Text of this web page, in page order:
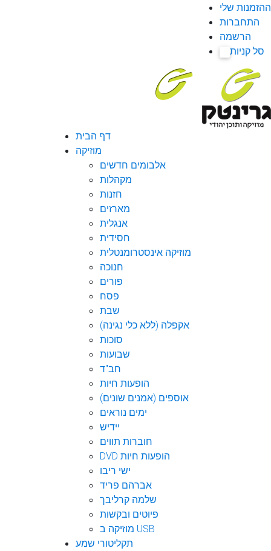
ההזמנות שלי
התחברות
הרשמה
סל קניות
דף הבית
מוזיקה
אלבומים חדשים
מקהלות
חזנות
מארזים
אנגלית
חסידית
מוזיקה אינסטרומנטלית
חנוכה
פורים
פסח
שבת
אקפלה (ללא כלי נגינה)
סוכות
שבועות
חב"ד
הופעות חיות
אוספים (אמנים שונים)
ימים נוראים
יידיש
חוברות תווים
DVD הופעות חיות
ישי ריבו
אברהם פריד
שלמה קרליבך
פיוטים ובקשות
מוזיקה ב USB
תקליטורי שמע